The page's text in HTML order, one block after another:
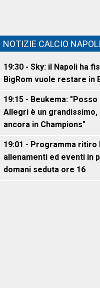
NOTIZIE CALCIO NAPOLI
19:30 - Sky: il Napoli ha
BigRom vuole restare in
19:15 - Beukema:
Allegri è un
ancora in Champions"
19:01 - Programma ritiro
allenamenti ed eventi in
domani seduta ore 16